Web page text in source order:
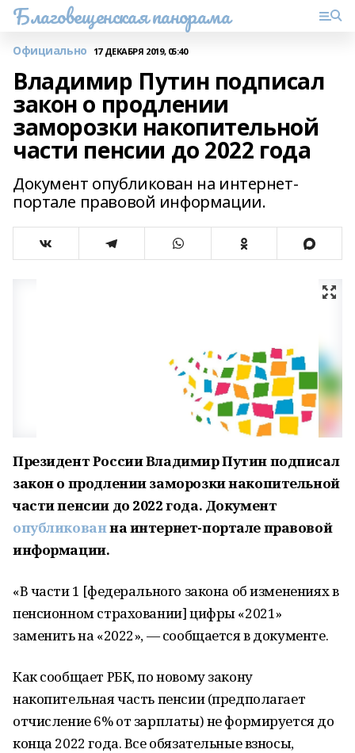
Благовещенская панорама
Официально 17 ДЕКАБРЯ 2019, 05:40
Владимир Путин подписал
закон о продлении
заморозки накопительной
части пенсии до 2022 года
Документ опубликован на интернет-
портале правовой информации.
Президент России Владимир Путин подписал
закон о продлении заморозки накопительной
части пенсии до 2022 года. Документ
опубликованна интернет-портале правовой
информации.
«В части 1 [федерального закона об изменениях в
пенсионном страховании] цифры «2021»
заменить на «2022», — сообщается в документе.
Как сообщает РБК, по новому закону
накопительная часть пенсии (предполагает
отчисление 6% от зарплаты) не формируется до
конца 2022 года. Все обязательные взносы,